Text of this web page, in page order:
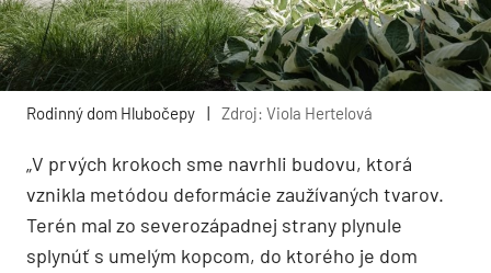
Rodinný dom Hlubočepy Zdroj: Viola Hertelová
„V prvých krokoch sme navrhli budovu, ktorá
vznikla metódou deformácie zaužívaných tvarov.
Terén mal zo severozápadnej strany plynule
splynúť s umelým kopcom, do ktorého je dom